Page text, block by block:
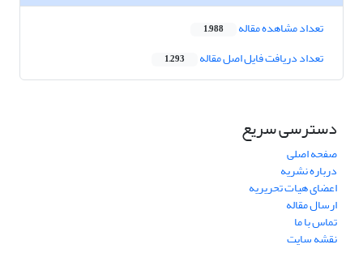
تعداد مشاهده مقاله 1,988
تعداد دریافت فایل اصل مقاله 1,293
دسترسی سریع
صفحه اصلی
درباره نشریه
اعضای هیات تحریریه
ارسال مقاله
تماس با ما
نقشه سایت